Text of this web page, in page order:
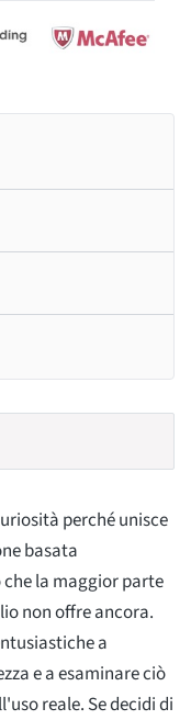
perché unisce
basata
la maggior parte
non offre ancora.
a
e a esaminare ciò
reale. Se decidi di